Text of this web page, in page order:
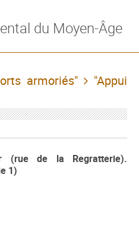
du Moyen-Âge
armoriés"
"Appui
(rue de la Regratterie).
1)